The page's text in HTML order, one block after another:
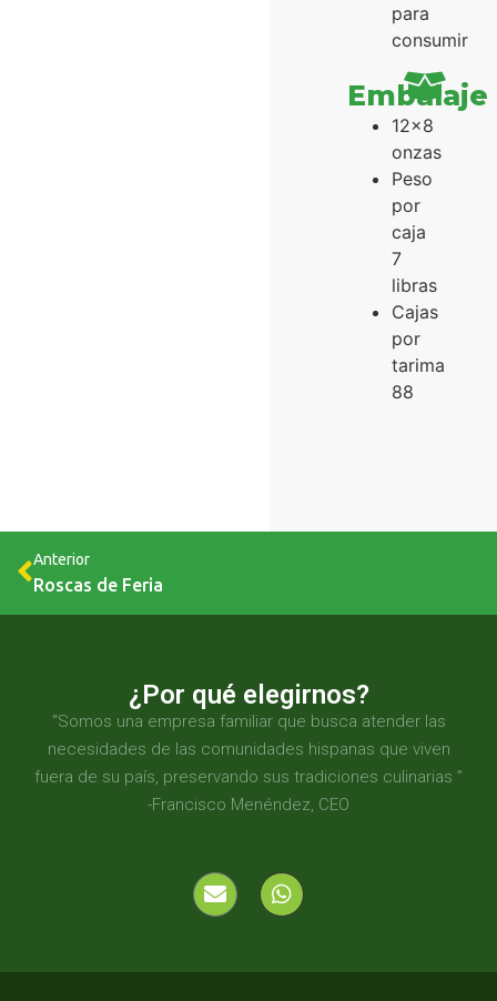
para
consumir
Embalaje
12x8
onzas
Peso
por
caja
7
libras
Cajas
por
tarima
88
Anterior
Roscas de Feria
¿Por qué elegirnos?
“Somos una empresa familiar que busca atender las
necesidades de las comunidades hispanas que viven
fuera de su país, preservando sus tradiciones culinarias ”
-Francisco Menéndez, CEO